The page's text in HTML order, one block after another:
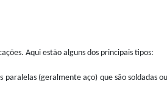
Aqui estão alguns dos principais tipos:
(geralmente aço) que são